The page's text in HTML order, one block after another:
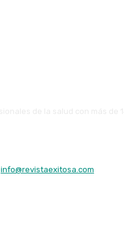
info@revistaexitosa.com